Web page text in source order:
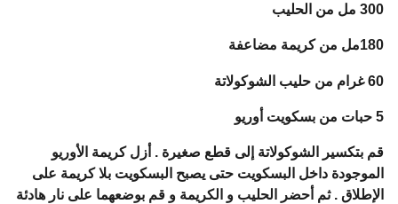
300 مل من الحليب
180مل من كريمة مضاعفة
60 غرام من حليب الشوكولاتة
5 حبات من بسكويت أوريو
قم بتكسير الشوكولاتة إلى قطع صغيرة . أزل كريمة الأوريو
الموجودة داخل البسكويت حتى يصبح البسكويت بلا كريمة على
الإطلاق . ثم أحضر الحليب و الكريمة و قم بوضعهما على نار هادئة